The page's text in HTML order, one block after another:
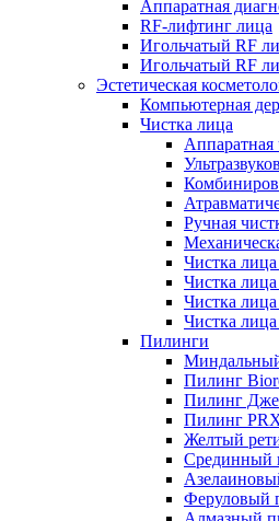
Аппаратная
RF-лифтинг лица
Игольчатый RF
Игольчатый RF
Эстетическая
Компьютерная
Чистка лица
Аппаратная
Ручная
Чистка
Чистка лица
Чистка
Чистка
Пилинги
Пилинг
Пилинг
Пилинг
Желтый
Срединный
Феруловый